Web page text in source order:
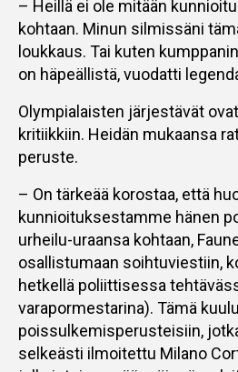
– Heillä ei ole mitään
kohtaan. Minun silmissäni
loukkaus. Tai kuten
on häpeällistä, vuodatti
Olympialaisten järjestävät
kritiikkiin. Heidän mukaansa
peruste.
– On tärkeää korostaa, että
kunnioituksestamme hänen
urheilu-uraansa kohtaan,
osallistumaan soihtuviestiin,
hetkellä poliittisessa
varapormestarina). Tämä
poissulkemisperusteisiin,
selkeästi ilmoitettu Milano